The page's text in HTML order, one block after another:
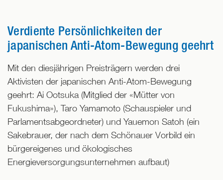
Verdiente Persönlichkeiten der
japanischen Anti-Atom-Bewegung geehrt
Mit den diesjährigen Preisträgern werden drei
Aktivisten der japanischen Anti-Atom-Bewegung
geehrt: Ai Ootsuka (Mitglied der «Mütter von
Fukushima»), Taro Yamamoto (Schauspieler und
Parlamentsabgeordneter) und Yauemon Satoh (ein
Sakebrauer, der nach dem Schönauer Vorbild ein
bürgereigenes und ökologisches
Energieversorgungsunternehmen aufbaut)